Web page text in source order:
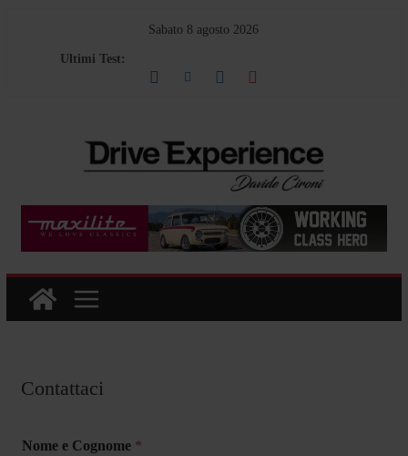
Sabato 8 agosto 2026
Ultimi Test:
Contattaci
Nome e Cognome *